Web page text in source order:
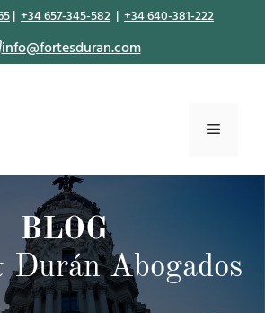
| +34 657-345-582 | +34 640-381-222
info@fortesduran.com
Menú
BLOG
Durán Abogados